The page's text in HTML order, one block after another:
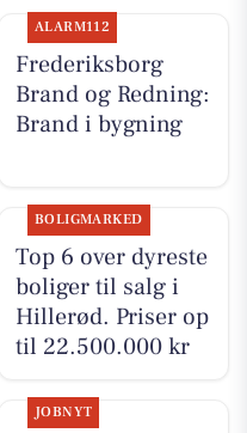
ALARM112
Frederiksborg
Brand og Redning:
Brand i bygning
BOLIGMARKED
Top 6 over dyreste
boliger til salg i
Hillerød. Priser op
til 22.500.000 kr
JOBNYT